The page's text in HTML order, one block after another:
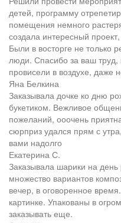
детей, программу
помещения немного
создала интересный
Были в восторге не только
люди. Спасибо за ваш
провисели в воздухе, даже
Яна Белкина
Заказывала дочке ко дню
букетиком. Вежливое
пожеланий, ооочень
сюрприз удался прям с
вами надолго
Екатерина С.
Заказывала шарики на
множество вариантов
вечер, в оговоренное
картинке. Упакованы в
заказывать еще.